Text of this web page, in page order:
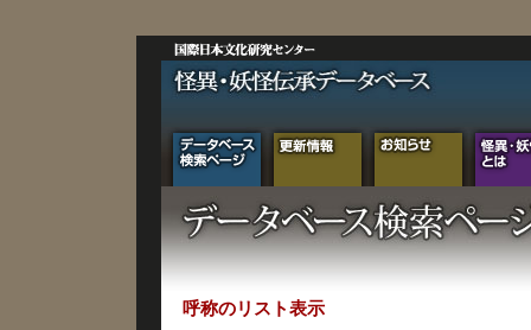
呼称のリスト表示